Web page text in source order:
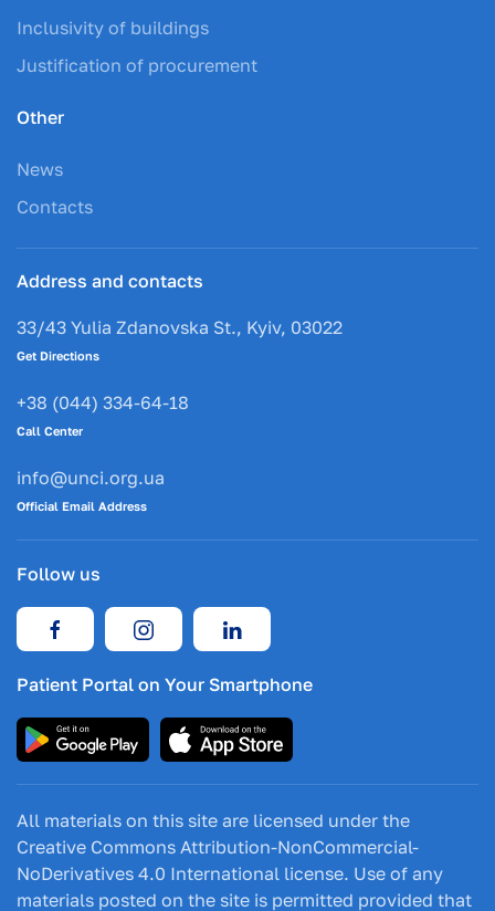
Inclusivity of buildings
Justification of procurement
Other
News
Contacts
Address and contacts
33/43 Yulia Zdanovska St., Kyiv, 03022
Get Directions
+38 (044) 334-64-18
Call Center
info@unci.org.ua
Official Email Address
Follow us
Patient Portal on Your Smartphone
All materials on this site are licensed under the
Creative Commons Attribution-NonCommercial-
NoDerivatives 4.0 International license. Use of any
materials posted on the site is permitted provided that